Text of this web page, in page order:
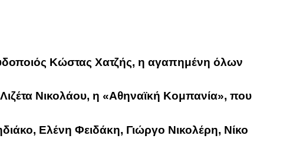
Κώστας Χατζής, η αγαπημένη όλων
Λιζέτα Νικολάου, η «Αθηναϊκή Κομπανία», που
Ελένη Φειδάκη, Γιώργο Νικολέρη, Νίκο